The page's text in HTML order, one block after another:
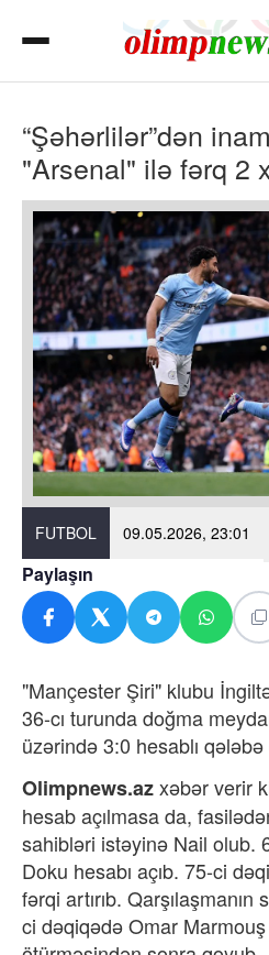
“Şəhərlilər”dən
"Arsenal" ilə fərq 2
FUTBOL 09.05.2026, 23:01
Paylaşın
"Mançester Şiri" klubu
36-cı turunda doğma
üzərində 3:0 hesablı qələbə
Olimpnews.azxəbər verir
hesab açılmasa da,
sahibləri istəyinə Nail olub.
Doku hesabı açıb. 75-ci
fərqi artırıb.
ci dəqiqədə Omar Marmouş